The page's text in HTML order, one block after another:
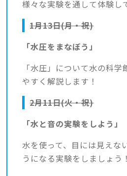
様々な実験を通して体験し
1月13日(月・祝)
「水圧をまなぼう」
「水圧」について水の科
やすく解説します！
2月11日(火・祝)
「水と音の実験をしよう」
水を使って、目には見えな
うになる実験をしましょう！